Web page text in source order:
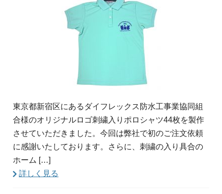
東京都新宿区にあるダイフレックス防水工事業協同組
合様のオリジナルロゴ刺繍入りポロシャツ44枚を製作
させていただきました。今回は弊社で初のご注文依頼
に感謝いたしております。さらに、刺繍の入り具合の
ホーム […]
詳しく見る